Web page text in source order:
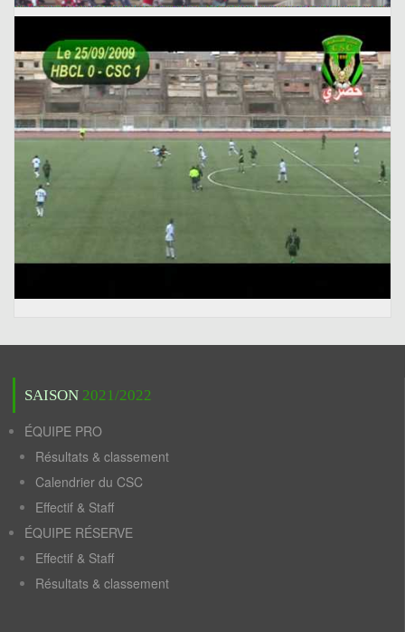
SAISON 2021/2022
ÉQUIPE PRO
Résultats & classement
Calendrier du CSC
Effectif & Staff
ÉQUIPE RÉSERVE
Effectif & Staff
Résultats & classement